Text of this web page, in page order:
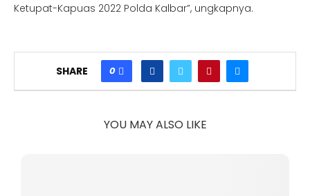
Ketupat-Kapuas 2022 Polda Kalbar”, ungkapnya.
SHARE 0
YOU MAY ALSO LIKE